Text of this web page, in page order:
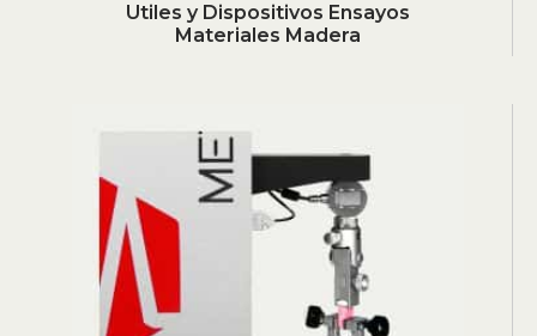
Utiles y Dispositivos Ensayos
Materiales Madera